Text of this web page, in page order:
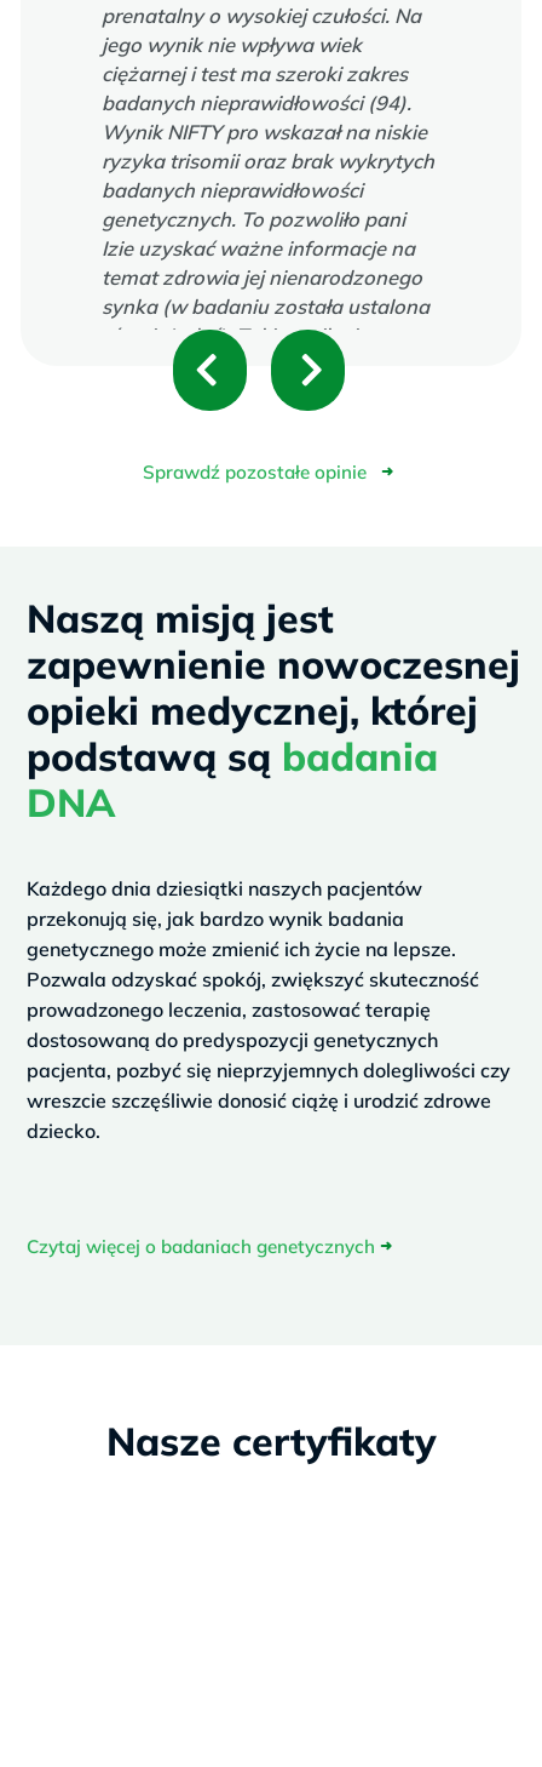
prenatalny o wysokiej czułości. Na
jego wynik nie wpływa wiek
ciężarnej i test ma szeroki zakres
badanych nieprawidłowości (94).
Wynik NIFTY pro wskazał na niskie
ryzyka trisomii oraz brak wykrytych
badanych nieprawidłowości
genetycznych. To pozwoliło pani
Izie uzyskać ważne informacje na
temat zdrowia jej nienarodzonego
synka (w badaniu została ustalona
również płeć). Taki wynik nie
wymagał potwierdzenia badaniem
inwazyjnym, dlatego pani Iza nie
P
r
e
o
u
s
N
e
x
Sprawdź pozostałe opinie ➜
Naszą misją jest
zapewnienie nowoczesnej
opieki medycznej, której
podstawą są badania
DNA
Każdego dnia dziesiątki naszych pacjentów
przekonują się, jak bardzo wynik badania
genetycznego może zmienić ich życie na lepsze.
Pozwala odzyskać spokój, zwiększyć skuteczność
prowadzonego leczenia, zastosować terapię
dostosowaną do predyspozycji genetycznych
pacjenta, pozbyć się nieprzyjemnych dolegliwości czy
wreszcie szczęśliwie donosić ciążę i urodzić zdrowe
dziecko.
Czytaj więcej o badaniach genetycznych ➜
Nasze certyfikaty